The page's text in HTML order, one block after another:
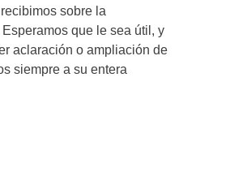
sobre la
que le sea útil, y
aclaración o ampliación de
siempre a su entera